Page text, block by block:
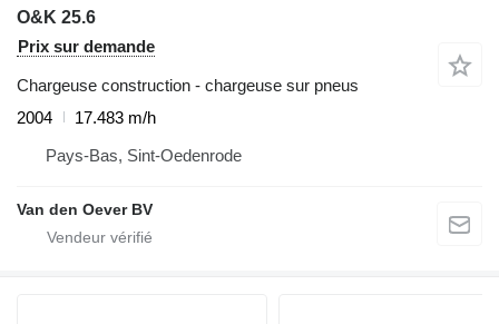
O&K 25.6
Prix sur demande
Chargeuse construction - chargeuse sur pneus
2004
17.483 m/h
Pays-Bas, Sint-Oedenrode
Van den Oever BV